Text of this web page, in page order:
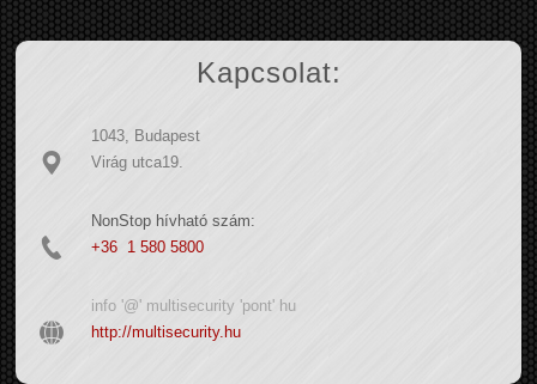
Kapcsolat:
1043, Budapest
Virág utca19.
NonStop hívható szám:
+36 1 580 5800
info '@' multisecurity 'pont' hu
http://multisecurity.hu